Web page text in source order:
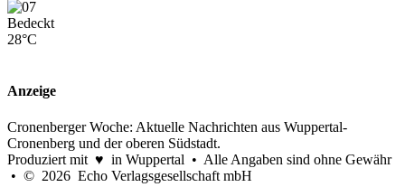
Bedeckt
28°C
Anzeige
Cronenberger Woche: Aktuelle Nachrichten aus Wuppertal-
Cronenberg und der oberen Südstadt.
Produziert mit ♥ in Wuppertal • Alle Angaben sind ohne Gewähr
• © 2026 Echo Verlagsgesellschaft mbH